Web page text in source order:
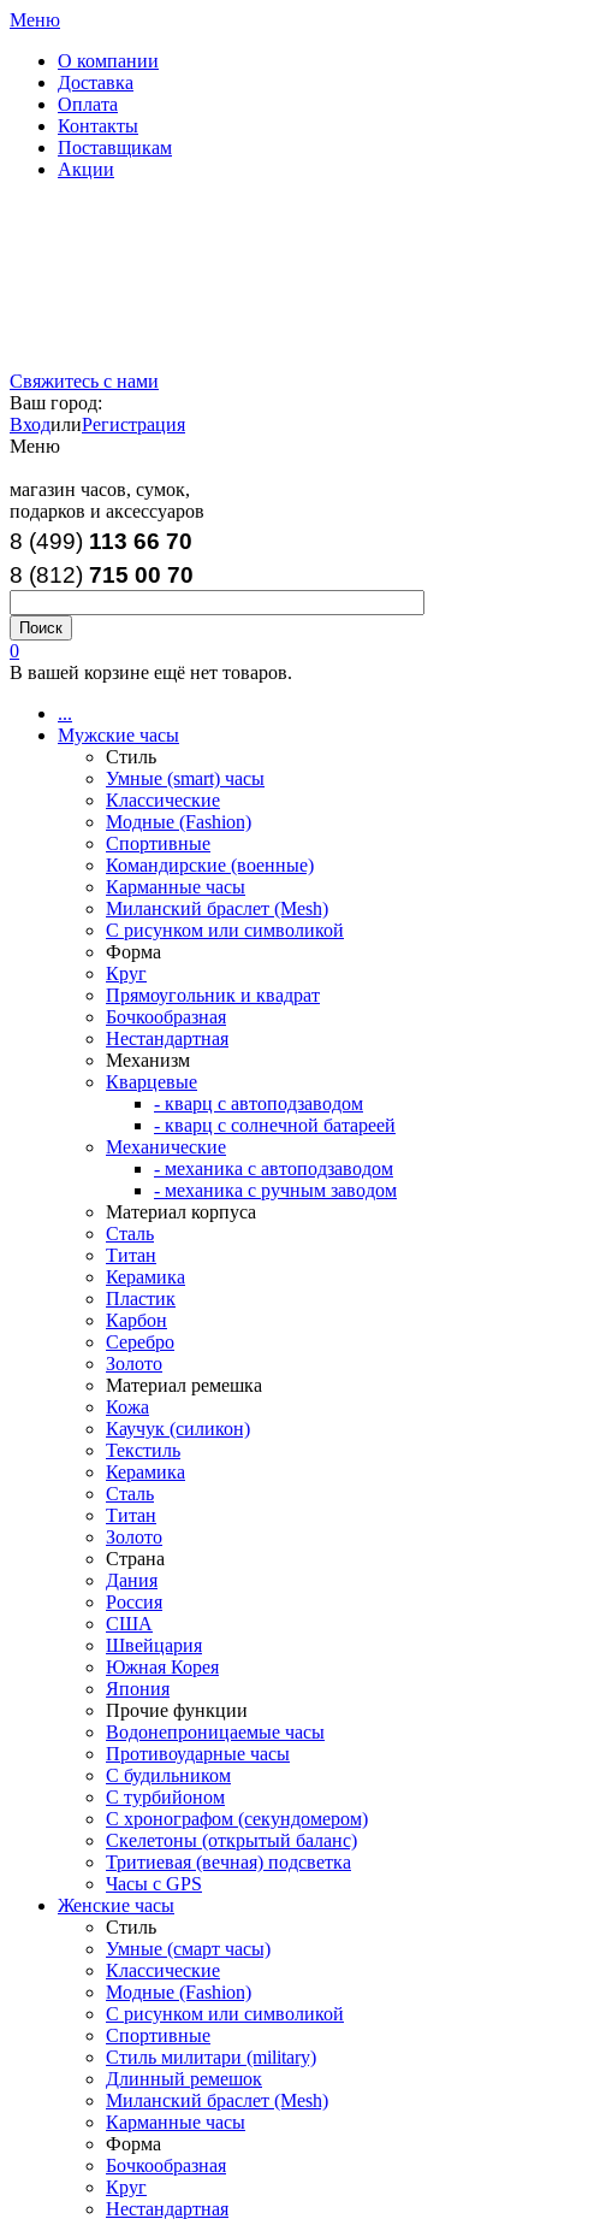
Меню
О компании
Доставка
Оплата
Контакты
Поставщикам
Акции
Свяжитесь с нами
Ваш город:
ВходилиРегистрация
Меню
магазин часов, сумок,
подарков и аксессуаров
8 (499) 113 66 70
8 (812) 715 00 70
0
В вашей корзине ещё нет товаров.
...
Мужские часы
Стиль
Умные (smart) часы
Классические
Модные (Fashion)
Спортивные
Командирские (военные)
Карманные часы
Миланский браслет (Mesh)
С рисунком или символикой
Форма
Круг
Прямоугольник и квадрат
Бочкообразная
Нестандартная
Механизм
Кварцевые
- кварц с автоподзаводом
- кварц с солнечной батареей
Механические
- механика с автоподзаводом
- механика с ручным заводом
Материал корпуса
Сталь
Титан
Керамика
Пластик
Карбон
Серебро
Золото
Материал ремешка
Кожа
Каучук (силикон)
Текстиль
Керамика
Сталь
Титан
Золото
Страна
Дания
Россия
США
Швейцария
Южная Корея
Япония
Прочие функции
Водонепроницаемые часы
Противоударные часы
С будильником
С турбийоном
С хронографом (секундомером)
Скелетоны (открытый баланс)
Тритиевая (вечная) подсветка
Часы с GPS
Женские часы
Стиль
Умные (смарт часы)
Классические
Модные (Fashion)
С рисунком или символикой
Спортивные
Стиль милитари (military)
Длинный ремешок
Миланский браслет (Mesh)
Карманные часы
Форма
Бочкообразная
Круг
Нестандартная